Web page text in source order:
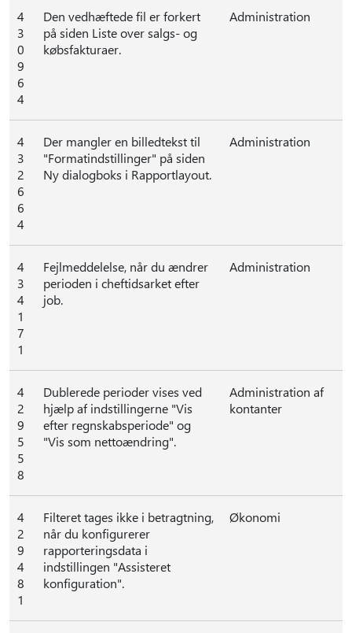
4
3
0
9
6
4
Den vedhæftede fil er forkert
på siden Liste over salgs- og
købsfakturaer.
Administration
4
3
2
6
6
4
Der mangler en billedtekst til
"Formatindstillinger" på siden
Ny dialogboks i Rapportlayout.
Administration
4
3
4
1
7
1
Fejlmeddelelse, når du ændrer
perioden i cheftidsarket efter
job.
Administration
4
2
9
5
5
8
Dublerede perioder vises ved
hjælp af indstillingerne "Vis
efter regnskabsperiode" og
"Vis som nettoændring".
Administration af
kontanter
4
2
9
4
8
1
Filteret tages ikke i betragtning,
når du konfigurerer
rapporteringsdata i
indstillingen "Assisteret
konfiguration".
Økonomi